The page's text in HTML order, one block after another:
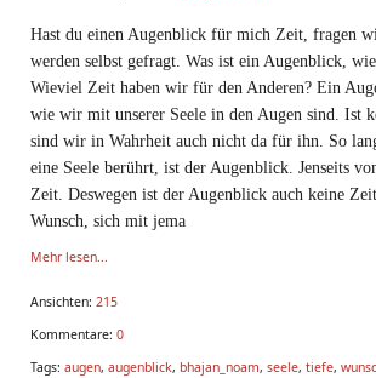
Hast du einen Augenblick für mich Zeit, fragen
werden selbst gefragt. Was ist ein Augenblick,
Wieviel Zeit haben wir für den Anderen? Ein
wie wir mit unserer Seele in den Augen sind. Ist
sind wir in Wahrheit auch nicht da für ihn. So
eine Seele berührt, ist der Augenblick. Jenseits
Zeit. Deswegen ist der Augenblick auch keine
Wunsch, sich mit jema
Mehr lesen...
Ansichten: 215
Kommentare: 0
Tags: augen, augenblick, bhajan_noam, seele, tiefe,